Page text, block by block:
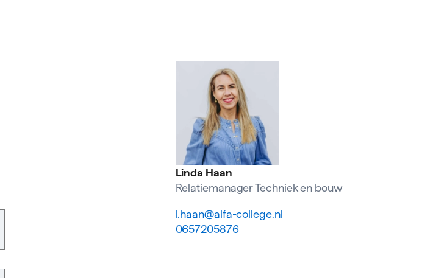
Linda Haan
Relatiemanager Techniek en bouw
l.haan@alfa-college.nl
0657205876